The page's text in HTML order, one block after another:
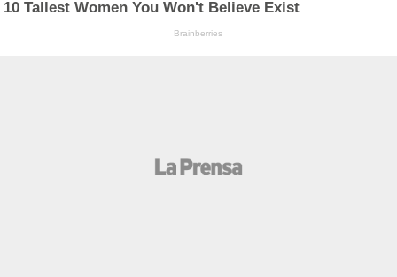
10 Tallest Women You Won't Believe Exist
Brainberries